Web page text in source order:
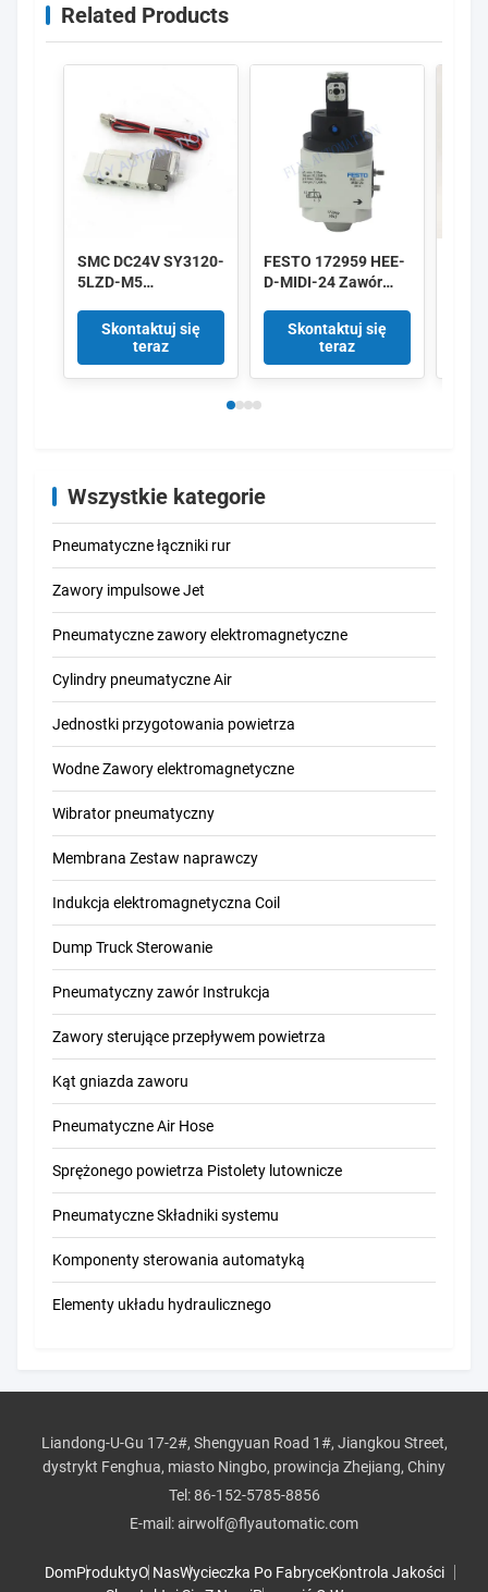
Related Products
SMC DC24V SY3120-
5LZD-M5
zawory
elektromagnetyczne
o małej mocy 0,35 W
Skontaktuj się
teraz
FESTO 172959 HEE-
D-MIDI-24 Zawór
HEE-D-MINI-24
Skontaktuj się
teraz
Wszystkie kategorie
Pneumatyczne łączniki rur
Zawory impulsowe Jet
Pneumatyczne zawory elektromagnetyczne
Cylindry pneumatyczne Air
Jednostki przygotowania powietrza
Wodne Zawory elektromagnetyczne
Wibrator pneumatyczny
Membrana Zestaw naprawczy
Indukcja elektromagnetyczna Coil
Dump Truck Sterowanie
Pneumatyczny zawór Instrukcja
Zawory sterujące przepływem powietrza
Kąt gniazda zaworu
Pneumatyczne Air Hose
Sprężonego powietrza Pistolety lutownicze
Pneumatyczne Składniki systemu
Komponenty sterowania automatyką
Elementy układu hydraulicznego
Liandong-U-Gu 17-2#, Shengyuan Road 1#, Jiangkou Street,
dystrykt Fenghua, miasto Ningbo, prowincja Zhejiang, Chiny
Tel:86-152-5785-8856
E-mail:airwolf@flyautomatic.com
DomProduktyO NasWycieczka Po FabryceKontrola Jakości